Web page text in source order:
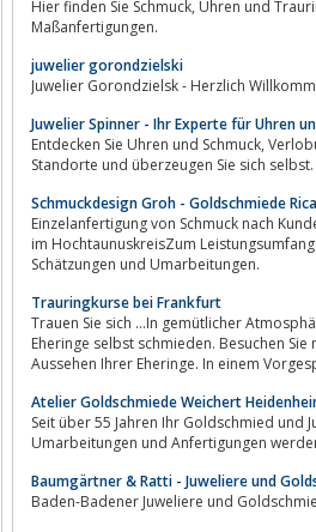
Hier finden Sie Schmuck, Uhren und Trauringe von namhaften Herstellern. Goldschmied Norbert Mauch erstellt auch
Maßanfertigungen.
juwelier gorondzielski
Juwelier Gorondzielsk - Herzlich
Juwelier Spinner - Ihr Experte für Uhren
Entdecken Sie Uhren und Schmuck, Verlobungsringe und Trauringe bei Juwelier Spinner! Besuchen Sie einen unserer 5
Standorte und überzeugen Sie sich selbst.
Schmuckdesign Groh - Goldschmiede
Einzelanfertigung von Schmuck nach Kundenwunsch aus Gold, Perlen, Platin, Silber -
im HochtaunuskreisZum Leistungsumfang gehören
Schätzungen und Umarbeitungen.
Trauringkurse bei Frankfurt
Trauen Sie sich ...In gemütlicher Atmosphäre
Eheringe selbst schmieden. Besuchen Sie mich in meiner
Aussehen Ihrer Eheringe. In einem
Atelier Goldschmiede Weichert
Seit über 55 Jahren Ihr Goldschmied und
Umarbeitungen und Anfertigungen
Baumgärtner & Ratti - Juweliere und
Baden-Badener Juweliere und